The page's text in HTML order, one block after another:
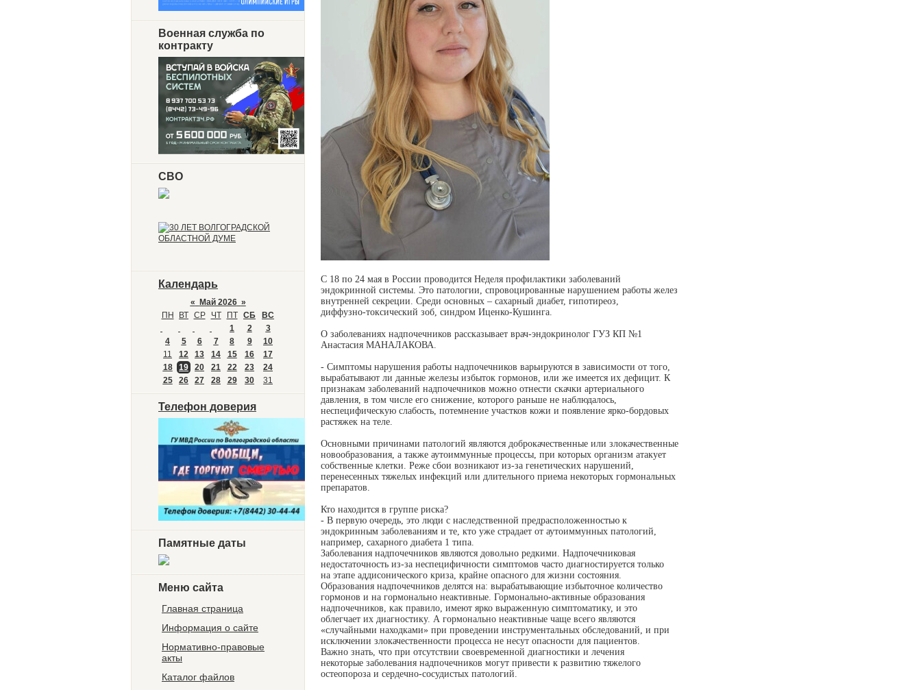
Военная служба по
контракту
СВО
Календарь
« Май 2026 »
ПН
ВТ СР ЧТ ПТ СБ
ВС
1
2
3
4
5 6 7 8 9
10
11
12 13 14 15 16
17
18
19 20 21 22 23
24
25
26 27 28 29 30 31
Телефон доверия
Памятные даты
Меню сайта
Главная страница
Информация о сайте
Нормативно-правовые
акты
Каталог файлов
С 18 по 24 мая в России проводится Неделя профилактики заболеваний
эндокринной системы. Это патологии, спровоцированные нарушением работы желез
внутренней секреции. Среди основных – сахарный диабет, гипотиреоз,
диффузно-токсический зоб, синдром Иценко-Кушинга.
О заболеваниях надпочечников рассказывает врач-эндокринолог ГУЗ КП №1
Анастасия МАНАЛАКОВА.
- Симптомы нарушения работы надпочечников варьируются в зависимости от того,
вырабатывают ли данные железы избыток гормонов, или же имеется их дефицит. К
признакам заболеваний надпочечников можно отнести скачки артериального
давления, в том числе его снижение, которого раньше не наблюдалось,
неспецифическую слабость, потемнение участков кожи и появление ярко-бордовых
растяжек на теле.
Основными причинами патологий являются доброкачественные или злокачественные
новообразования, а также аутоиммунные процессы, при которых организм атакует
собственные клетки. Реже сбои возникают из-за генетических нарушений,
перенесенных тяжелых инфекций или длительного приема некоторых гормональных
препаратов.
Кто находится в группе риска?
- В первую очередь, это люди с наследственной предрасположенностью к
эндокринным заболеваниям и те, кто уже страдает от аутоиммунных патологий,
например, сахарного диабета 1 типа.
Заболевания надпочечников являются довольно редкими. Надпочечниковая
недостаточность из-за неспецифичности симптомов часто диагностируется только
на этапе аддисонического криза, крайне опасного для жизни состояния.
Образования надпочечников делятся на: вырабатывающие избыточное количество
гормонов и на гормонально неактивные. Гормонально-активные образования
надпочечников, как правило, имеют ярко выраженную симптоматику, и это
облегчает их диагностику. А гормонально неактивные чаще всего являются
«случайными находками» при проведении инструментальных обследований, и при
исключении злокачественности процесса не несут опасности для пациентов.
Важно знать, что при отсутствии своевременной диагностики и лечения
некоторые заболевания надпочечников могут привести к развитию тяжелого
остеопороза и сердечно-сосудистых патологий.